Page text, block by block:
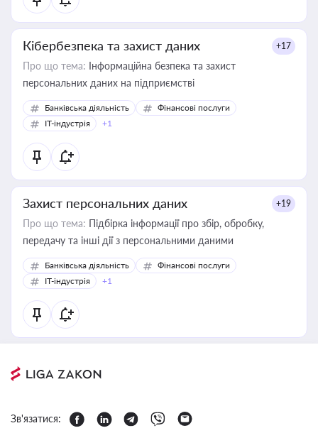
Кібербезпека та захист даних +17
Про що тема: Інформаційна безпека та захист
персональних даних на підприємстві
Банківська діяльність
Фінансові послуги
IT-індустрія
+1
Захист персональних даних +19
Про що тема: Підбірка інформації про збір, обробку,
передачу та інші дії з персональними даними
Банківська діяльність
Фінансові послуги
IT-індустрія
+1
Зв'язатися: